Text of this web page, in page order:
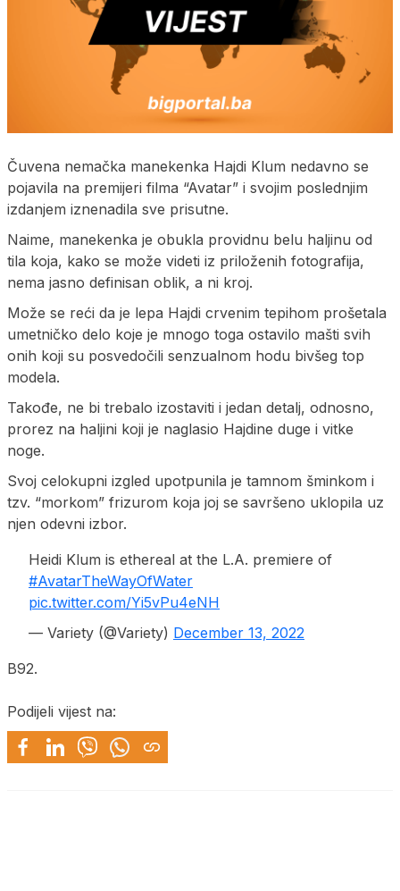
Čuvena nemačka manekenka Hajdi Klum nedavno se
pojavila na premijeri filma “Avatar” i svojim poslednjim
izdanjem iznenadila sve prisutne.
Naime, manekenka je obukla providnu belu haljinu od
tila koja, kako se može videti iz priloženih fotografija,
nema jasno definisan oblik, a ni kroj.
Može se reći da je lepa Hajdi crvenim tepihom prošetala
umetničko delo koje je mnogo toga ostavilo mašti svih
onih koji su posvedočili senzualnom hodu bivšeg top
modela.
Takođe, ne bi trebalo izostaviti i jedan detalj, odnosno,
prorez na haljini koji je naglasio Hajdine duge i vitke
noge.
Svoj celokupni izgled upotpunila je tamnom šminkom i
tzv. “morkom” frizurom koja joj se savršeno uklopila uz
njen odevni izbor.
Heidi Klum is ethereal at the L.A. premiere of
#AvatarTheWayOfWater
pic.twitter.com/Yi5vPu4eNH
— Variety (@Variety) December 13, 2022
B92.
Podijeli vijest na: